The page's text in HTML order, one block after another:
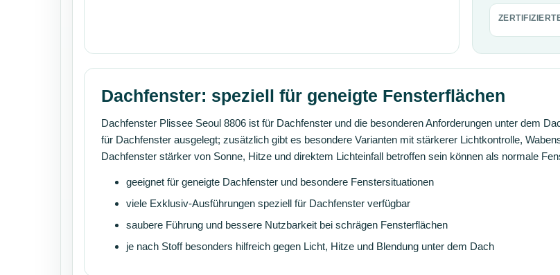
Dachfenster: speziell für geneigte Fensterflächen
Dachfenster Plissee Seoul 8806 ist für Dachfenster und die besonderen Anforderungen unter dem
für Dachfenster ausgelegt; zusätzlich gibt es besondere Varianten mit stärkerer Lichtkontrolle,
Dachfenster stärker von Sonne, Hitze und direktem Lichteinfall betroffen sein können als normale
geeignet für geneigte Dachfenster und besondere Fenstersituationen
viele Exklusiv-Ausführungen speziell für Dachfenster verfügbar
saubere Führung und bessere Nutzbarkeit bei schrägen Fensterflächen
je nach Stoff besonders hilfreich gegen Licht, Hitze und Blendung unter dem Dach